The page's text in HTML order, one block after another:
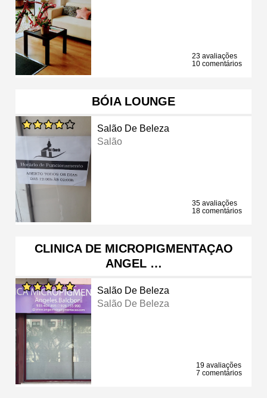
23 avaliações
10 comentários
BÓIA LOUNGE
Salão De Beleza
Salão
35 avaliações
18 comentários
CLINICA DE MICROPIGMENTAÇAO
ANGEL …
Salão De Beleza
Salão De Beleza
19 avaliações
7 comentários